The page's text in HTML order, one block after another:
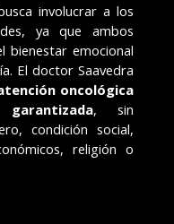
involucrar a los
ya que ambos
bienestar emocional
El doctor Saavedra
oncológica
, sin
condición social,
religión o